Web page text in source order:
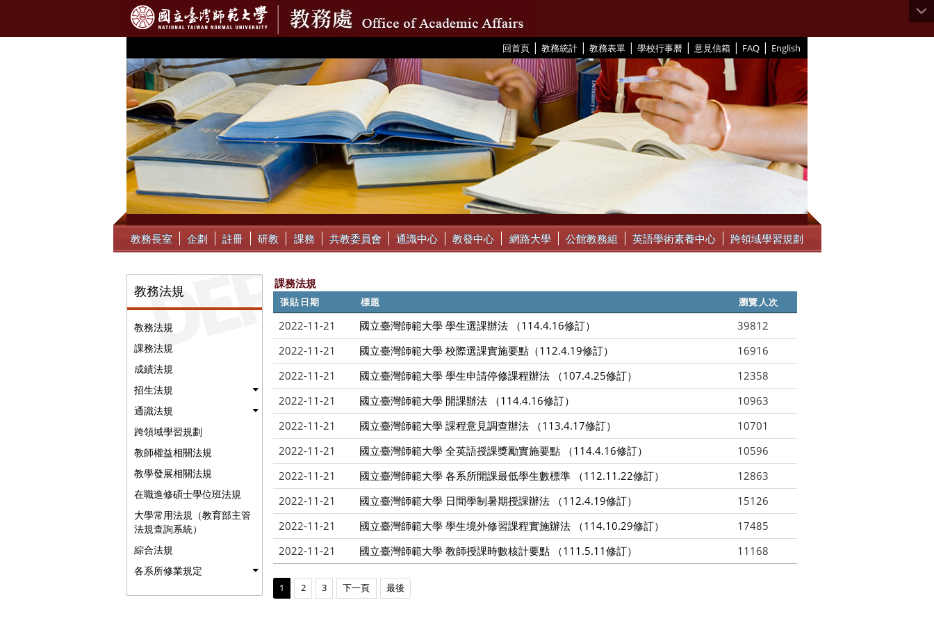
回首頁 | 教務統計 | 教務表單 | 學校行事曆 | 意見信箱 | FAQ | English
::: 教務長室 企劃 註冊 研教 課務 共教委員會 通識中心 教發中心 網路大學 公館教務組 英語學術素養中心 跨領域學習規劃
教務法規
教務法規
課務法規
成績法規
招生法規
通識法規
跨領域學習規劃
教師權益相關法規
教學發展相關法規
在職進修碩士學位班法規
大學常用法規（教育部主管
法規查詢系統）
綜合法規
各系所修業規定
課務法規
張貼日期 標題 瀏覽人次
2022-11-21 國立臺灣師範大學 學生選課辦法 （114.4.16修訂）
39812
2022-11-21
國立臺灣師範大學 校際選課實施要點（112.4.19修訂）
16916
2022-11-21
國立臺灣師範大學 學生申請停修課程辦法 （107.4.25修訂）
12358
2022-11-21
國立臺灣師範大學 開課辦法 （114.4.16修訂）
10963
2022-11-21
國立臺灣師範大學 課程意見調查辦法 （113.4.17修訂）
10701
2022-11-21
國立臺灣師範大學 全英語授課獎勵實施要點 （114.4.16修訂）
10596
2022-11-21
國立臺灣師範大學 各系所開課最低學生數標準 （112.11.22修訂）
12863
2022-11-21
國立臺灣師範大學 日間學制暑期授課辦法 （112.4.19修訂）
15126
2022-11-21
國立臺灣師範大學 學生境外修習課程實施辦法 （114.10.29修訂）
17485
2022-11-21
國立臺灣師範大學 教師授課時數核計要點 （111.5.11修訂） 11168
1 2 3 下一頁 最後